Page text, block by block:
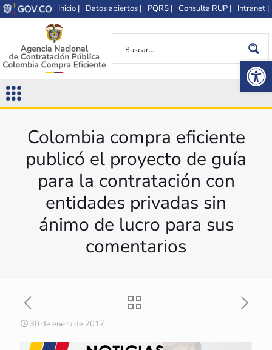
Inicio | Datos abiertos | PQRS | Consulta RUP | Intranet |
Colombia compra eficiente
publicó el proyecto de guía
para la contratación con
entidades privadas sin
ánimo de lucro para sus
comentarios
30 de enero de 2017